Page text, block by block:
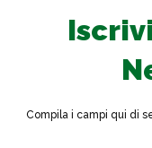
Compila i campi qui di